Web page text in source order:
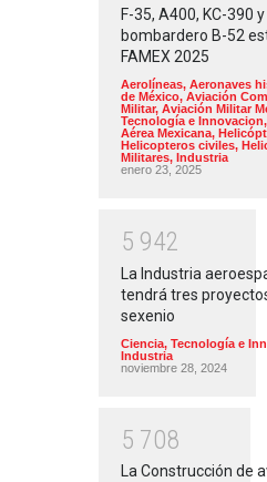
F-35, A400, KC-390
bombardero B-52
FAMEX 2025
Aerolíneas, Aeronaves
de México, Aviación
Militar, Aviación Militar
Tecnología e Innovacion,
Aérea Mexicana,
Helicopteros civiles,
Militares, Industria
enero 23, 2025
5 942
La Industria
tendrá tres
sexenio
Ciencia, Tecnología e
Industria
noviembre 28, 2024
5 708
La Construcción de